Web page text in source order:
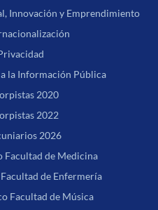
Innovación y Emprendimiento
la Información Pública
2020
2022
2026
Facultad de Medicina
de Enfermería
Facultad de Música